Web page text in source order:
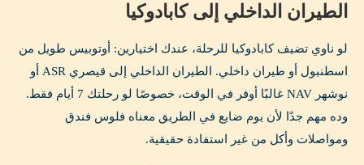
الطيران الداخلي إلى كابادوكيا
لو ناوي تضيف كابادوكيا للرحلة، عندك اختيارين: أوتوبيس طويل من
اسطنبول أو طيران داخلي. الطيران الداخلي إلى قيصري ASR أو
نوشهر NAV غالبًا أوفر في الوقت، خصوصًا لو رحلتك 7 أيام فقط.
وده مهم جدًا لأن يوم ضايع في الطريق معناه فلوس فندق
ومواصلات وأكل من غير استفادة حقيقية.